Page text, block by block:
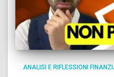
ANALISI E RIFLESSIONI